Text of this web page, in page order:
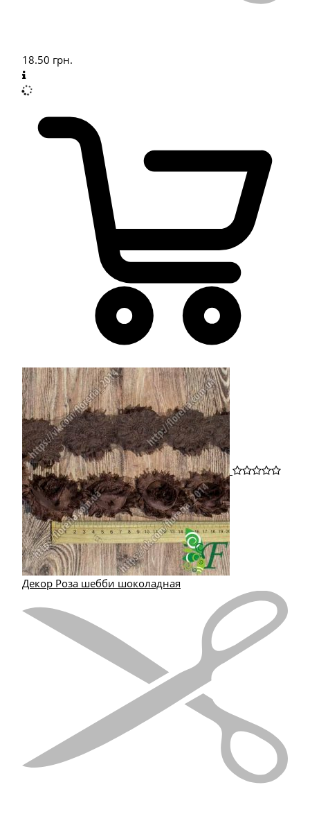
18.50 грн.
Декор Роза шебби шоколадная